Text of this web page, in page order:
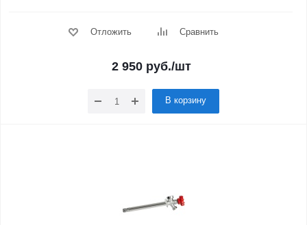
Отложить Сравнить
2 950руб./шт
В корзину